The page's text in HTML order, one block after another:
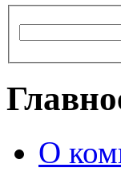
О